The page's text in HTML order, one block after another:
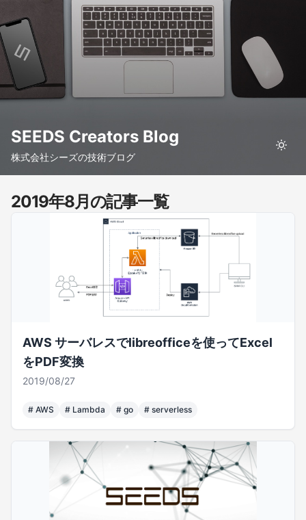
SEEDS Creators Blog
株式会社シーズの技術ブログ
2019年8月の記事一覧
AWS サーバレスでlibreofficeを使ってExcel
をPDF変換
2019/08/27
# AWS # Lambda # go # serverless